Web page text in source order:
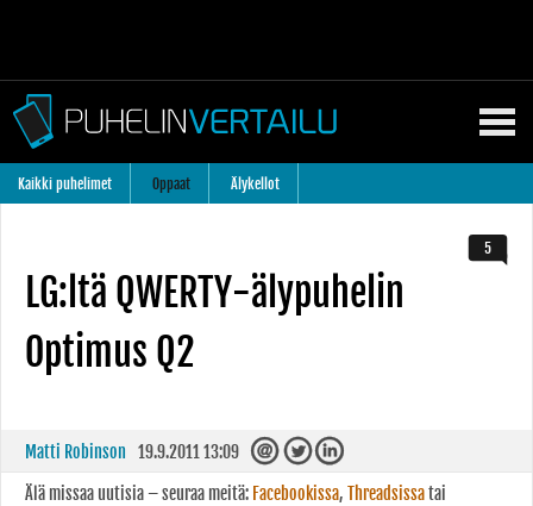
Kaikki puhelimet Oppaat Älykellot
LG:ltä QWERTY-älypuhelin
Optimus Q2
5
Matti Robinson 19.9.2011 13:09
Älä missaa uutisia – seuraa meitä: Facebookissa, Threadsissatai